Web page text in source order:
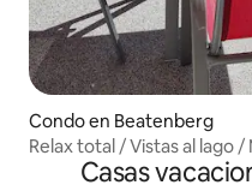
Condo en Beatenberg
Relax total / Vistas al lago
gratuitoCasas